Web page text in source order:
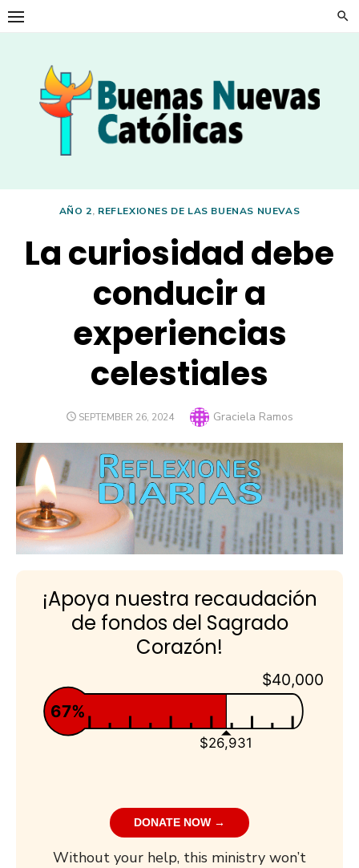
Skip
to
AÑO 2, REFLEXIONES DE LAS BUENAS NUEVAS
La curiosidad debe
conducir a
experiencias
celestiales
POSTED
SEPTEMBER 26, 2024 Author
Graciela Ramos
¡Apoya nuestra recaudación
de fondos del Sagrado
Corazón!
$40,000
$26,931
67%
DONATE NOW →
Without your help, this ministry won’t